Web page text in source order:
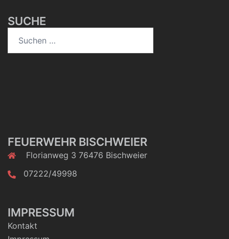
SUCHE
FEUERWEHR BISCHWEIER
Florianweg 3 76476 Bischweier
07222/49998
IMPRESSUM
Kontakt